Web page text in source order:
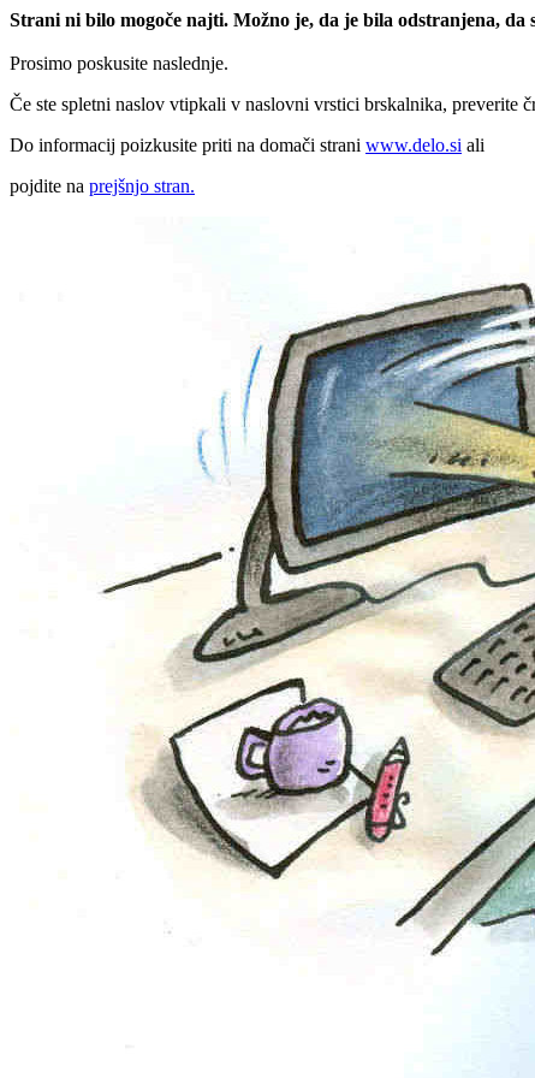
Strani ni bilo mogoče najti. Možno je, da je bila odstranjena,
Prosimo poskusite naslednje.
Če ste spletni naslov vtipkali v naslovni vrstici brskalnika, preverite
Do informacij poizkusite priti na domači strani www.delo.si ali
pojdite na prejšnjo stran.